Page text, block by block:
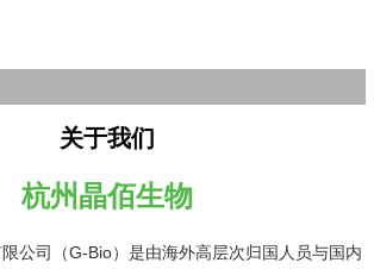
关于我们
杭州晶佰生物
公司（G-Bio）是由海外高层次归国人员与国内